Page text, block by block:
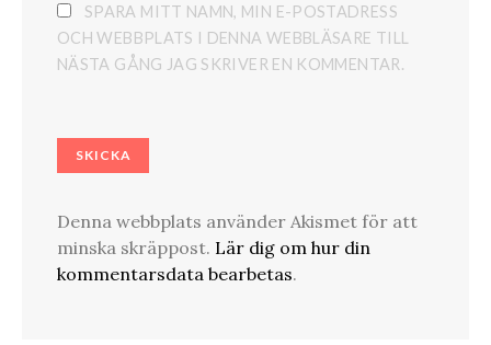
SPARA MITT NAMN, MIN E-POSTADRESS
OCH WEBBPLATS I DENNA WEBBLÄSARE TILL
NÄSTA GÅNG JAG SKRIVER EN KOMMENTAR.
Denna webbplats använder Akismet för att
minska skräppost. Lär dig om hur din
kommentarsdata bearbetas.